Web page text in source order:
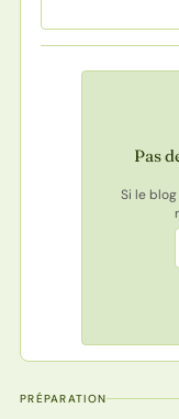
Pas
Si le
PRÉPARATION